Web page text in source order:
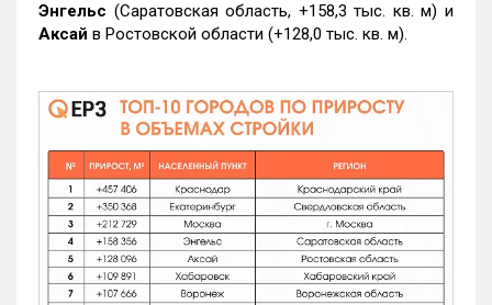
Энгельс (Саратовская область, +158,3 тыс. кв. м) и
Аксай в Ростовской области (+128,0 тыс. кв. м).